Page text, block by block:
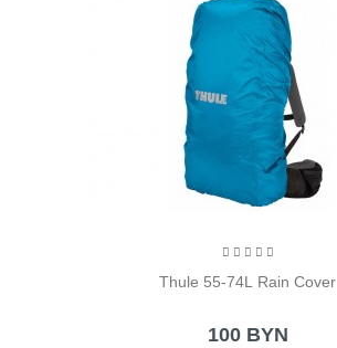
Thule 55-74L Rain Cover
100 BYN